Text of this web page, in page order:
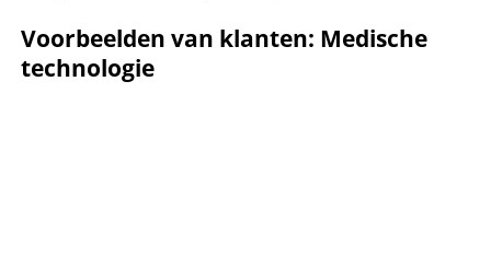
Voorbeelden van klanten: Medische
technologie